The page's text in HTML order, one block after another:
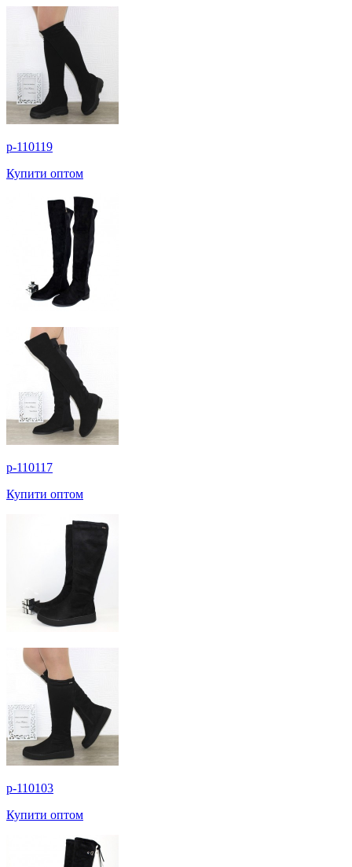
p-110119
Купити оптом
p-110117
Купити оптом
p-110103
Купити оптом